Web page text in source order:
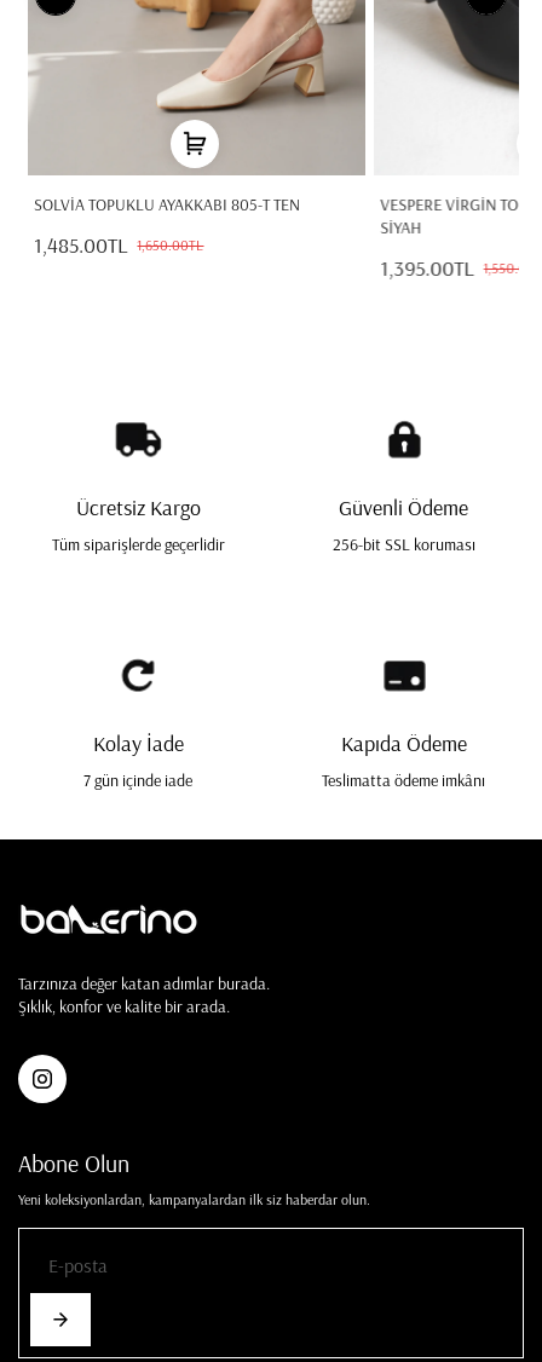
SOLVİA TOPUKLU AYAKKABI 805-T TEN
1,485.00TL 1,650.00TL
VESPERE VİRGİN
SİYAH
1,395.00TL
Ücretsiz Kargo
Tüm siparişlerde geçerlidir
Güvenli Ödeme
256-bit SSL koruması
Kolay İade
7 gün içinde iade
Kapıda Ödeme
Teslimatta ödeme imkânı
Tarzınıza değer katan adımlar burada.
Şıklık, konfor ve kalite bir arada.
Abone Olun
Yeni koleksiyonlardan, kampanyalardan ilk siz haberdar olun.